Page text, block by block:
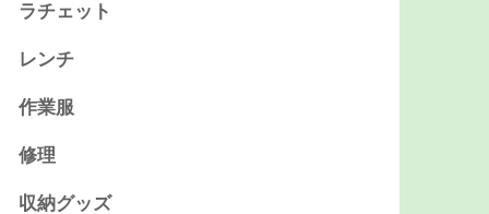
ラチェット
レンチ
作業服
修理
収納グッズ